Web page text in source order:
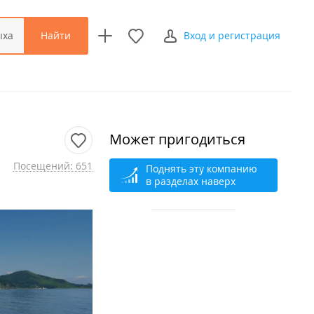
Найти Вход и регистрация
Посещений: 651
Может пригодиться
Поднять эту компанию
в разделах наверх